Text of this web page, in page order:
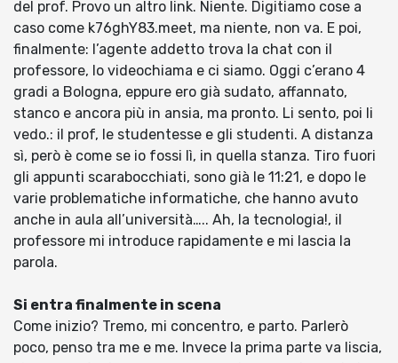
del prof. Provo un altro link. Niente. Digitiamo cose a
caso come k76ghY83.meet, ma niente, non va. E poi,
finalmente: l’agente addetto trova la chat con il
professore, lo videochiama e ci siamo. Oggi c’erano 4
gradi a Bologna, eppure ero già sudato, affannato,
stanco e ancora più in ansia, ma pronto. Li sento, poi li
vedo.: il prof, le studentesse e gli studenti. A distanza
sì, però è come se io fossi lì, in quella stanza. Tiro fuori
gli appunti scarabocchiati, sono già le 11:21, e dopo le
varie problematiche informatiche, che hanno avuto
anche in aula all’università….. Ah, la tecnologia!, il
professore mi introduce rapidamente e mi lascia la
parola.
Si entra finalmente in scena
Come inizio? Tremo, mi concentro, e parto. Parlerò
poco, penso tra me e me. Invece la prima parte va liscia,